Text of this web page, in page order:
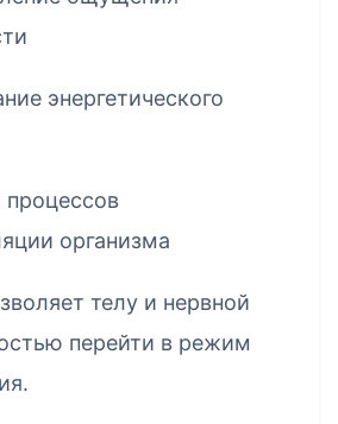
энергетического
процессов
организма
телу и нервной
перейти в режим